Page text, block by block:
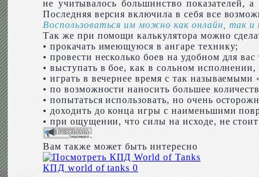
не учитывалось большинство показателей,
Последняя версия включила в себя все
Воспользоваться им можно как онлайн, так
Так же при помощи калькулятора можно
• прокачать имеющуюся в ангаре технику;
• провести несколько боев на удобном для
• выступать в бое, как в сольном исполнении,
• играть в вечернее время с так
• по возможности наносить большее
• попытаться использовать, но очень
• доходить до конца игры с наименьшими
• при ощущении, что силы на исходе, не
Вам также может быть интересно
КПД world of tanks 0